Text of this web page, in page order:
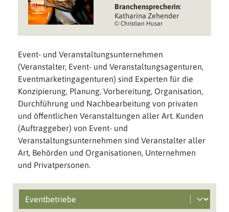
Branchen­sprecherin:
Katharina Zehender
© Christian Husar
Event- und Veranstaltungsunternehmen
(Veranstalter, Event- und Veranstaltungsagenturen,
Eventmarketingagenturen) sind Experten für die
Konzipierung, Planung, Vorbereitung, Organisation,
Durchführung und Nachbearbeitung von privaten
und öffentlichen Veranstaltungen aller Art. Kunden
(Auftraggeber) von Event- und
Veranstaltungsunternehmen sind Veranstalter aller
Art, Behörden und Organisationen, Unternehmen
und Privatpersonen.
Branchen filter